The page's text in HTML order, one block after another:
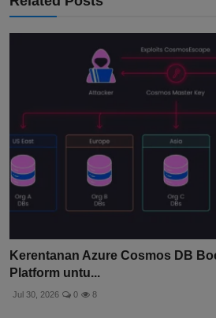
Kerentanan Azure Cosmos DB
Platform untu...
Jul 30, 2026 0 8